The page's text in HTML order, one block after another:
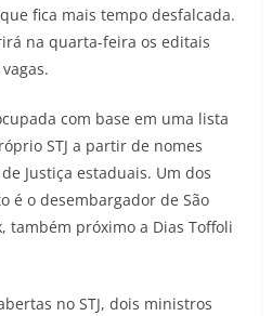
fica mais tempo desfalcada.
na quarta-feira os editais
com base em uma lista
STJ a partir de nomes
Justiça estaduais. Um dos
é o desembargador de São
também próximo a Dias Toffoli
no STJ, dois ministros